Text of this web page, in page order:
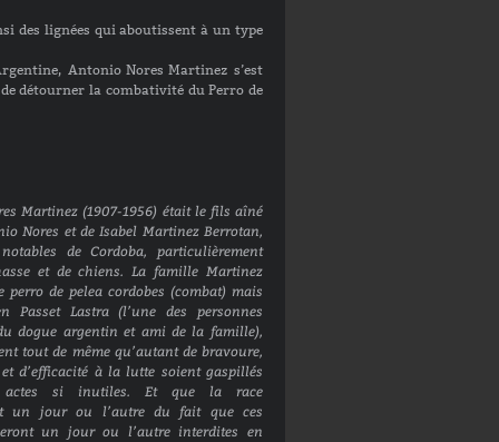
des lignées qui aboutissent à un type
Antonio Nores Martinez s’est
détourner la combativité du Perro de
Martinez (1907-1956) était le fils aîné
Nores et de Isabel Martinez Berrotan,
de Cordoba, particulièrement
et de chiens. La famille Martinez
perro de pelea cordobes (combat) mais
Passet Lastra (l’une des personnes
dogue argentin et ami de la famille),
tout de même qu’autant de bravoure,
d’efficacité à la lutte soient gaspillés
actes si inutiles. Et que la race
un jour ou l’autre du fait que ces
un jour ou l’autre interdites en